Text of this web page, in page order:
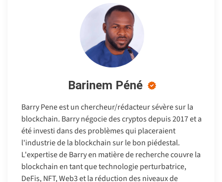
Barinem Péné
Barry Pene est un chercheur/rédacteur sévère sur la
blockchain. Barry négocie des cryptos depuis 2017 et a
été investi dans des problèmes qui placeraient
l'industrie de la blockchain sur le bon piédestal.
L'expertise de Barry en matière de recherche couvre la
blockchain en tant que technologie perturbatrice,
DeFis, NFT, Web3 et la réduction des niveaux de